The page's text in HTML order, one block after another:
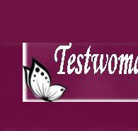
springen